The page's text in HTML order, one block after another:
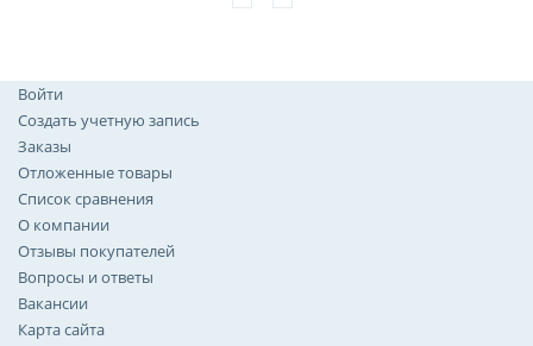
Войти
Создать учетную запись
Заказы
Отложенные товары
Список сравнения
О компании
Отзывы покупателей
Вопросы и ответы
Вакансии
Карта сайта